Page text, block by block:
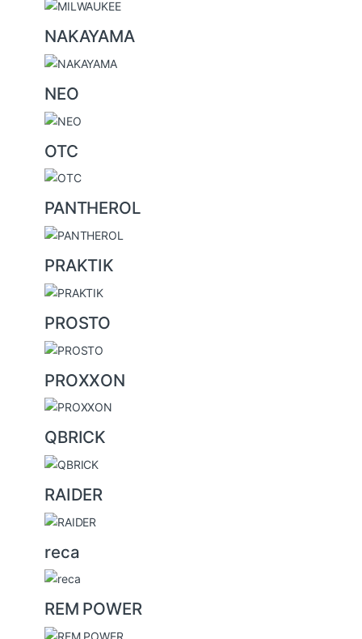
NAKAYAMA
NEO
OTC
PANTHEROL
PRAKTIK
PROSTO
PROXXON
QBRICK
RAIDER
reca
REM POWER